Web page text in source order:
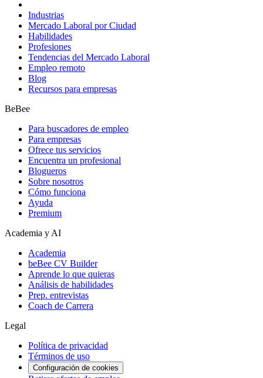
Industrias
Mercado Laboral por Ciudad
Habilidades
Profesiones
Tendencias del Mercado Laboral
Empleo remoto
Blog
Recursos para empresas
BeBee
Para buscadores de empleo
Para empresas
Ofrece tus servicios
Encuentra un profesional
Blogueros
Sobre nosotros
Cómo funciona
Ayuda
Premium
Academia y AI
Academia
beBee CV Builder
Aprende lo que quieras
Análisis de habilidades
Prep. entrevistas
Coach de Carrera
Legal
Política de privacidad
Términos de uso
Configuración de cookies